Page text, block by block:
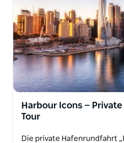
Harbour Icons —
Tour
Die private Hafenrundfahrt